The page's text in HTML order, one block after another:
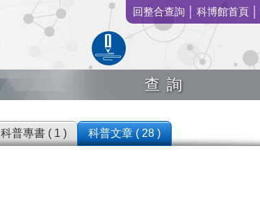
回整合查詢 科博館首頁
查詢
科普專書 ( 1 ) 科普文章 ( 28 )